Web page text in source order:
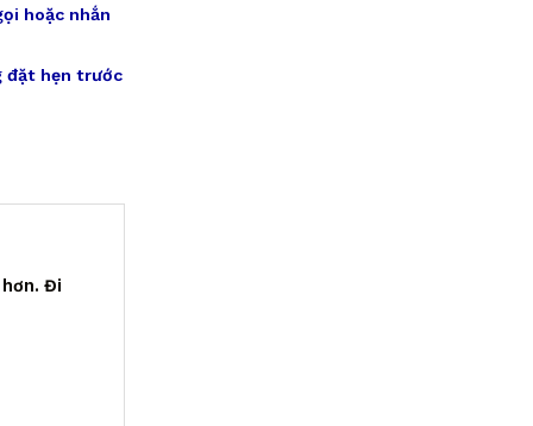
hoặc nhắn
đặt hẹn trước
Đi